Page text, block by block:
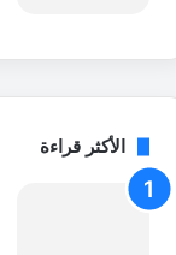
الأكثر قراءة